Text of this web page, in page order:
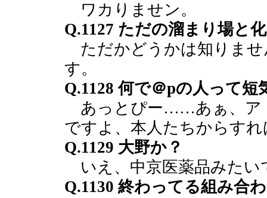
ワカりませン。
Q.1127 ただの溜まり場と
ただかどうかは知りませ
す。
Q.1128 何で＠pの人って短
あっとぴー……あぁ、ア
ですよ、本人たちからすれ
Q.1129 大野か？
いえ、中京医薬品みたい
Q.1130 終わってる組み合